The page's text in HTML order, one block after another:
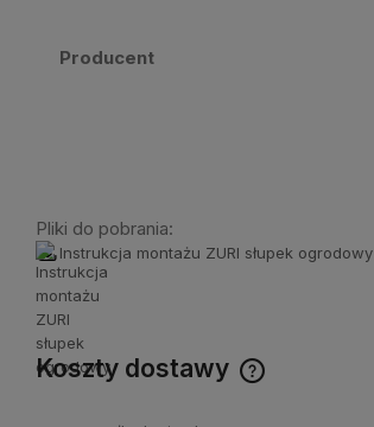
Producent
Pliki do pobrania:
Instrukcja montażu ZURI słupek ogrodowy
Koszty dostawy